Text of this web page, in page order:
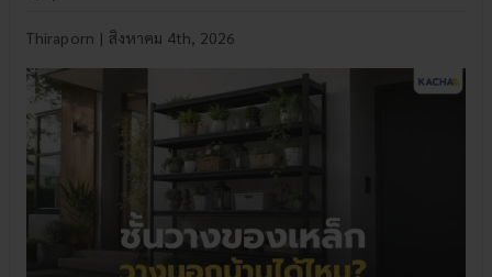
Thiraporn | สิงหาคม 4th, 2026